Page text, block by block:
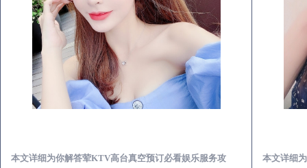
本文详细为你解答荤KTV高台真空预订必看娱乐服务攻
本文详细